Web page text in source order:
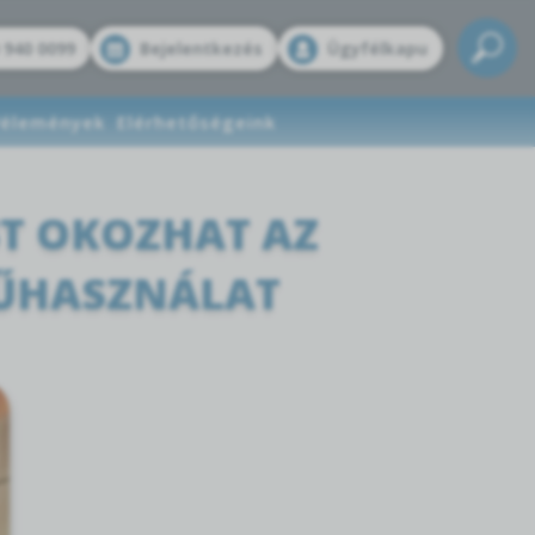
0099 Bejelentkezés Ügyfélkapu
Elérhetőségeink
OKOZHAT AZ